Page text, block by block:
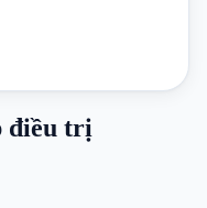
điều trị